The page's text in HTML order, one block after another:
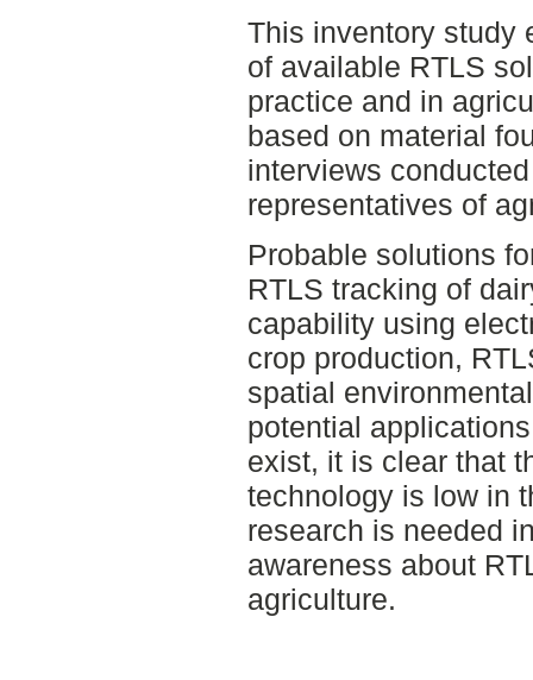
This inventory study
of available RTLS
practice and in
based on material
interviews
representatives of
Probable solutions
RTLS tracking of
capability using
crop production,
spatial
potential
exist, it is clear that
technology is low in
research is needed
awareness about
agriculture.